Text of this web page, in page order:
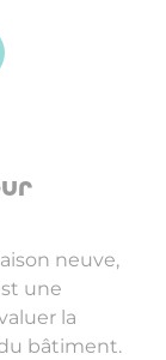
neuve,
une
la
bâtiment.